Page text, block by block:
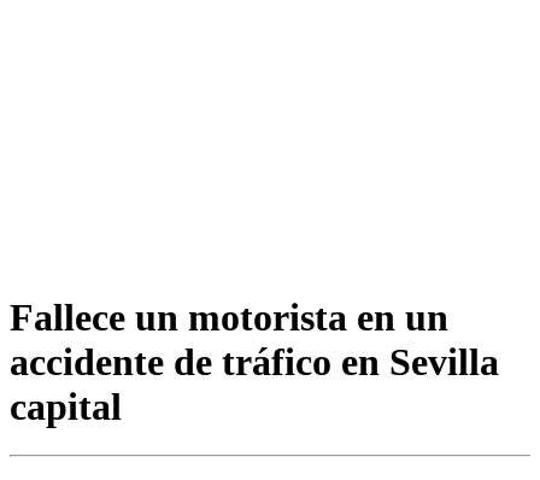
Fallece un motorista en un
accidente de tráfico en Sevilla
capital